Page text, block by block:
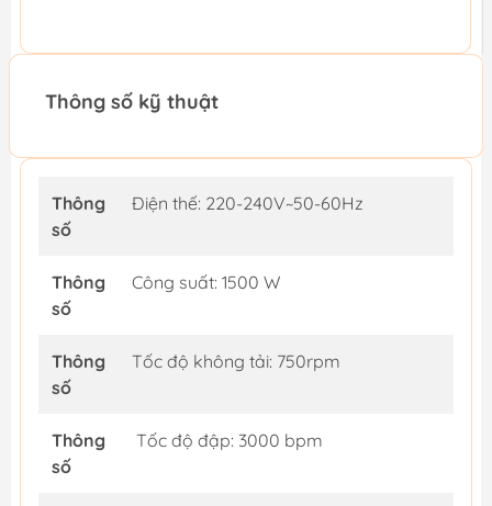
Thông số kỹ thuật
Thông
số
Điện thế: 220-240V~50-60Hz
Thông
số
Công suất: 1500 W
Thông
số
Tốc độ không tải: 750rpm
Thông
số
Tốc độ đập: 3000 bpm